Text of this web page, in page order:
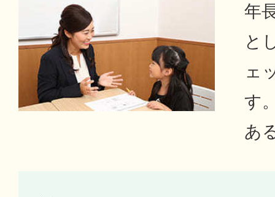
年
と
ェ
す
あ